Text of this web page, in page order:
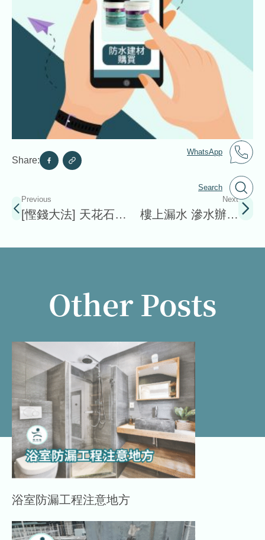
WhatsApp
Search
Share:
Previous
[慳錢大法] 天花石屎
定自己DIY?
Next
樓上漏水 滲水辦檢
Other Posts
浴室防漏工程注意地方